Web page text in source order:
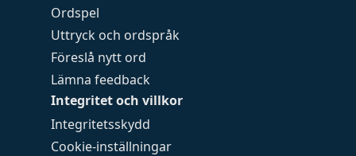
Ordspel
Uttryck och ordspråk
Föreslå nytt ord
Lämna feedback
Integritet och villkor
Integritetsskydd
Cookie-inställningar